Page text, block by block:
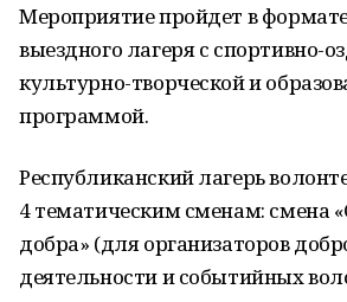
Мероприятие пройдет в
выездного лагеря с спортивно-
культурно-творческой и
программой.
Республиканский лагерь
4 тематическим сменам: смена
добра» (для организаторов
деятельности и событийных